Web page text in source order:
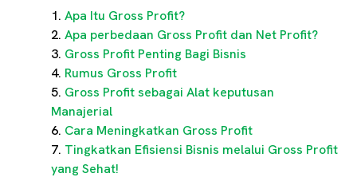
Apa Itu Gross Profit?
Apa perbedaan Gross Profit dan Net Profit?
Gross Profit Penting Bagi Bisnis
Rumus Gross Profit
Gross Profit sebagai Alat keputusan
Manajerial
Cara Meningkatkan Gross Profit
Tingkatkan Efisiensi Bisnis melalui Gross Profit
yang Sehat!